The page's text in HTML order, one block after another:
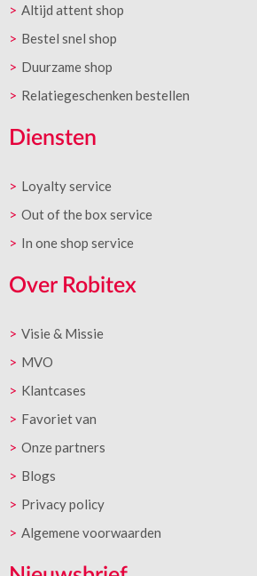
Altijd attent shop
Bestel snel shop
Duurzame shop
Relatiegeschenken bestellen
Diensten
Loyalty service
Out of the box service
In one shop service
Over Robitex
Visie & Missie
MVO
Klantcases
Favoriet van
Onze partners
Blogs
Privacy policy
Algemene voorwaarden